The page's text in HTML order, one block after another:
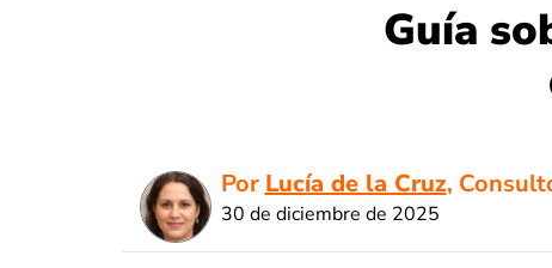
Guía
Por Lucía de la Cruz,
30 de diciembre de 2025